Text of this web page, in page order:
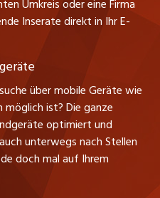
Umkreis oder eine Firma
Inserate direkt in Ihr E-
über mobile Geräte wie
ist? Die ganze
optimiert und
unterwegs nach Stellen
doch mal auf Ihrem